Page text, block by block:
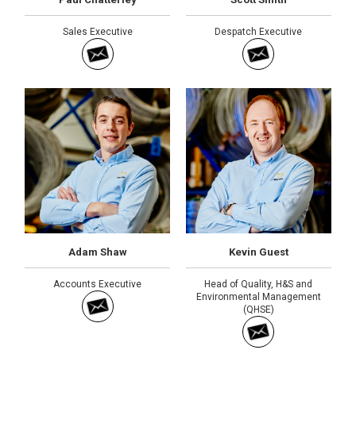
Sales Executive Despatch Executive
Adam Shaw
Accounts Executive
Kevin Guest
Head of Quality, H&S and
Environmental Management
(QHSE)